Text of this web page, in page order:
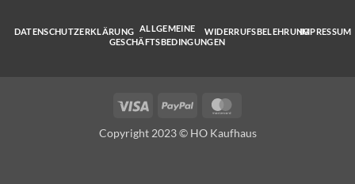
DATENSCHUTZERKLÄRUNG ALLGEMEINE
GESCHÄFTSBEDINGUNGEN
WIDERRUFSBELEHRUNGIMPRESSUM
Visa PayPal
Copyright 2023 © HO Kaufhaus